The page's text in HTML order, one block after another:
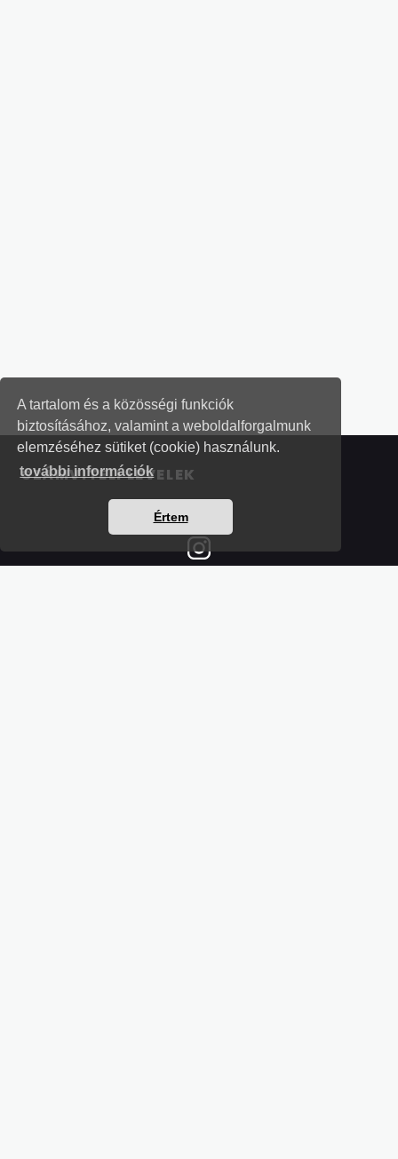
A tartalom és a közösségi funkciók
biztosításához, valamint a weboldalforgalmunk
elemzéséhez sütiket (cookie) használunk.
további információk
Értem
SZÁMVITELI LEVELEK